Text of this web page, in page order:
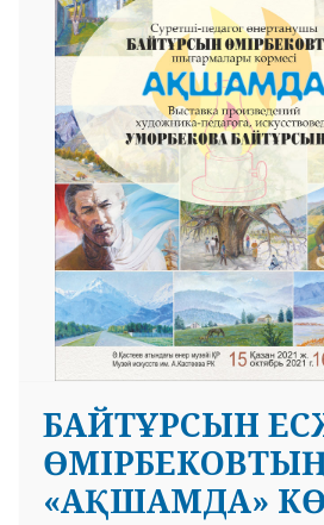
БАЙТҰРСЫН
ӨМІРБЕКОВТЫҢ
«АҚШАМДА»